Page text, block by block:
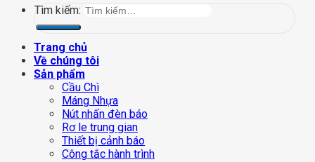
Tìm kiếm:
Trang chủ
Về chúng tôi
Sản phẩm
Cầu Chì
Máng Nhựa
Nút nhấn đèn báo
Rơ le trung gian
Thiết bị cảnh báo
Công tắc hành trình